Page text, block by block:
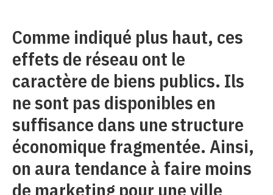
Comme indiqué plus haut, ces
effets de réseau ont le
caractère de biens publics. Ils
ne sont pas disponibles en
suffisance dans une structure
économique fragmentée. Ainsi,
on aura tendance à faire moins
de marketing pour une ville